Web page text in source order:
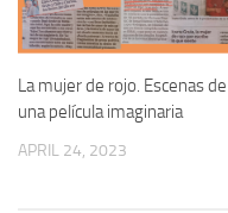
La mujer de rojo. Escenas de
una película imaginaria
APRIL 24, 2023